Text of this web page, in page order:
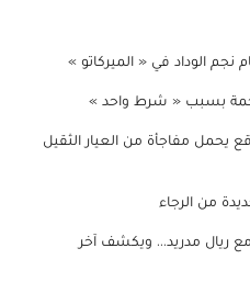
الوداد في « الميركاتو »
بسبب « شرط واحد »
يحمل مفاجأة من العيار الثقيل
من الرجاء
ريال مدريد... ويكشف آخر